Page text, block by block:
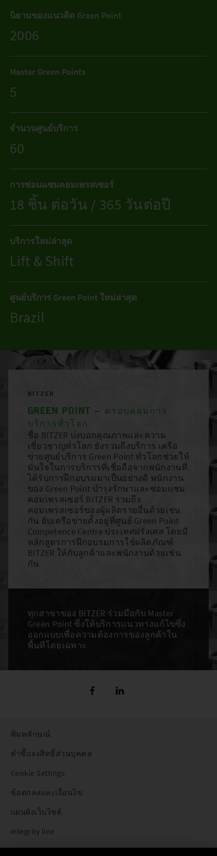
นิยามของแนวคิด Green Point
2006
Master Green Points
5
จำนวนศูนย์บริการ
60
การซ่อมแซมคอมเพรสเซอร์
18 ชิ้น ต่อวัน / 365 วันต่อปี
บริการใหม่ล่าสุด
Lift & Shift
ศูนย์บริการ Green Point ใหม่ล่าสุด
Brazil
BITZER
GREEN POINT – ครอบคลุมการ
บริการทั่วโลก
ชื่อ BITZER บ่งบอกคุณภาพและความ
เชี่ยวชาญทั่วโลก ยังรวมถึงบริการ เครือ
ข่ายศูนย์บริการ Green Point ทั่วโลกช่วยให้
มั่นใจในการบริการที่เชื่อถือจากพนักงานที่
ได้รับการฝึกอบรมมาเป็นอย่างดี พนักงาน
ของ Green Point บำรุงรักษาและซ่อมแซม
คอมเพรสเซอร์ BITZER รวมถึง
คอมเพรสเซอร์ของผู้ผลิตรายอื่นด้วยเช่น
กัน ฮับเครือข่ายตั้งอยู่ที่ศูนย์ Green Point
Competence Centre ประเทศฝรั่งเศส โดยมี
หลักสูตรการฝึกอบรมการใช้ผลิตภัณฑ์
BITZER ให้กับลูกค้าและพนักงานด้วยเช่น
กัน
ทุกสาขาของ BITZER ร่วมมือกับ Master
Green Point ซึ่งให้บริการแนวทางแก้ไขซึ่ง
ออกแบบเพื่อความต้องการของลูกค้าใน
พื้นที่โดยเฉพาะ
พิมพลักษณ์
คำชี้แจงสิทธิ์ส่วนบุคคล
Cookie Settings
ข้อตกลงและเงื่อนไข
แผนผังเว็บไซต์
Integrity line